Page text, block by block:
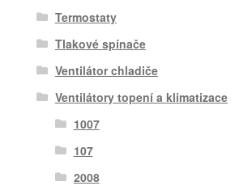
Termostaty
Tlakové spínače
Ventilátor chladiče
Ventilátory topení a klimatizace
1007
107
2008